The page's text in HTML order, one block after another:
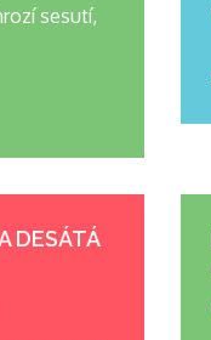
sesutí,
DESÁTÁ